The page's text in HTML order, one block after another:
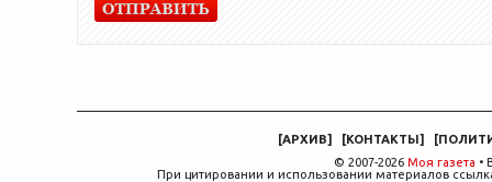
[АРХИВ] [КОНТАКТЫ] [
© 2007-2026 Моя газета •
При цитировании и использовании материалов